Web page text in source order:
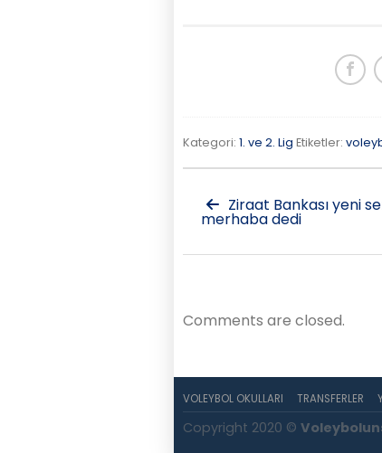
Kategori: 1. ve 2. Lig Etiketler:
Ziraat Bankası yeni
merhaba dedi
Comments are closed.
VOLEYBOL OKULLARI TRANSFERLER
Copyright 2020 ©